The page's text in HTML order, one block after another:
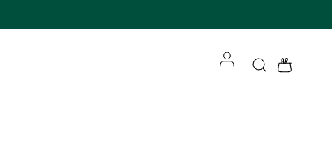
Accedi Cerca